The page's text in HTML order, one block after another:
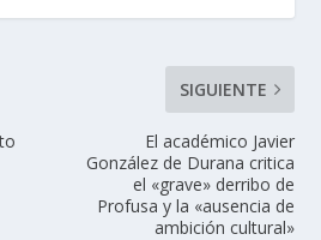
SIGUIENTE
El académico Javier
González de Durana critica
el «grave» derribo de
Profusa y la «ausencia de
ambición cultural»